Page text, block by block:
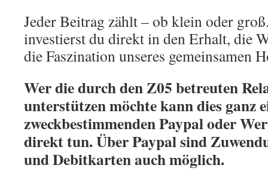
Jeder Beitrag zählt – ob klein oder
investierst du direkt in den Erhalt, die
die Faszination unseres gemeinsamen
Wer die durch den Z05 betreuten
unterstützen möchte kann dies ganz
zweckbestimmenden Paypal oder
direkt tun. Über Paypal sind
und Debitkarten auch möglich.